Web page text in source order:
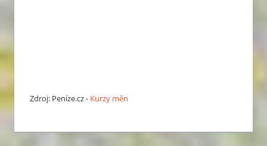
Zdroj: Peníze.cz - Kurzy měn